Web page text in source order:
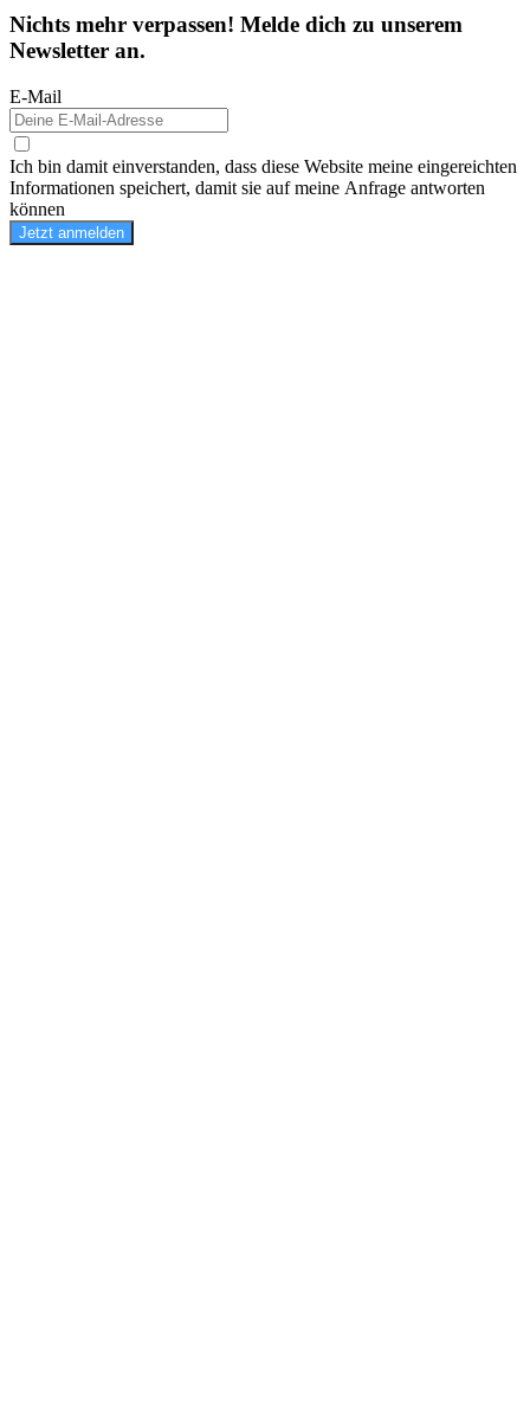
Nichts mehr verpassen! Melde dich zu unserem
Newsletter an.
E-Mail
Ich bin damit einverstanden, dass diese Website meine eingereichten
Informationen speichert, damit sie auf meine Anfrage antworten
können
Jetzt anmelden